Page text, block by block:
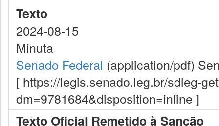
Texto
2024-08-15
Minuta
Senado Federal (application/pdf)
[ https://legis.senado.leg.br/sdleg-
dm=9781684&disposition=inline ]
Texto Oficial Remetido à Sanção